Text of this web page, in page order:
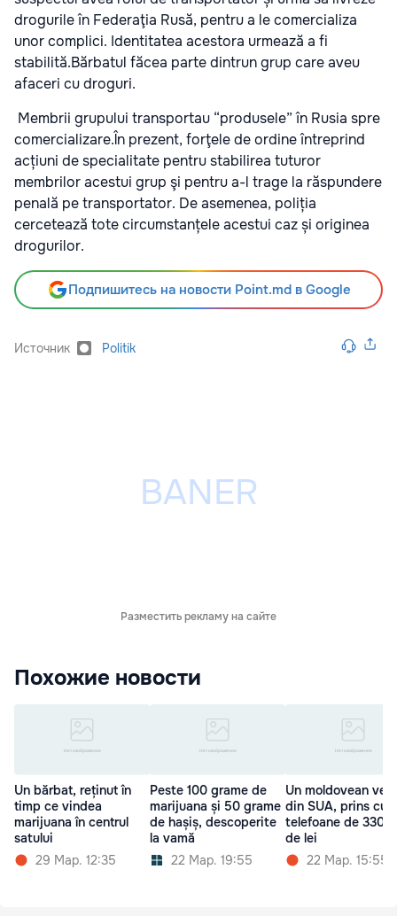
drogurile în Federaţia Rusă, pentru a le comercializa
unor complici. Identitatea acestora urmează a fi
stabilită.Bărbatul făcea parte dintrun grup care aveu
afaceri cu droguri.
Membrii grupului transportau “produsele” în Rusia spre
comercializare.În prezent, forţele de ordine întreprind
acțiuni de specialitate pentru stabilirea tuturor
membrilor acestui grup şi pentru a-l trage la răspundere
penală pe transportator. De asemenea, poliția
cercetează tote circumstanțele acestui caz și originea
drogurilor.
Подпишитесь на новости Point.md в Google
Источник Politik
Разместить рекламу на сайте
Похожие новости
Un bărbat, reținut în
timp ce vindea
marijuana în centrul
satului
29 Мар. 12:35
Peste 100 grame de
marijuana și 50 grame
de hașiș, descoperite
la vamă
22 Мар. 19:55
Un moldovean
din SUA, prins cu
telefoane de
de lei
22 Мар. 15:55